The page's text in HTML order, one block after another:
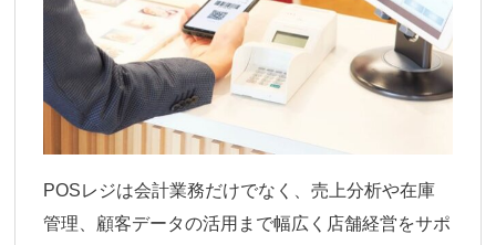
POSレジは会計業務だけでなく、売上分析や在庫
管理、顧客データの活用まで幅広く店舗経営をサポ